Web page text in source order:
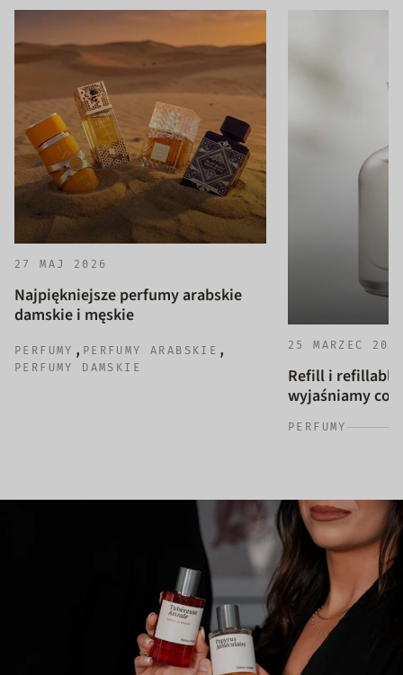
27 MAJ 2026
Najpiękniejsze perfumy arabskie
damskie i męskie
PERFUMY , PERFUMY ARABSKIE ,
PERFUMY DAMSKIE
25 MARZEC
Refill i refillable
wyjaśniamy co
PERFUMY